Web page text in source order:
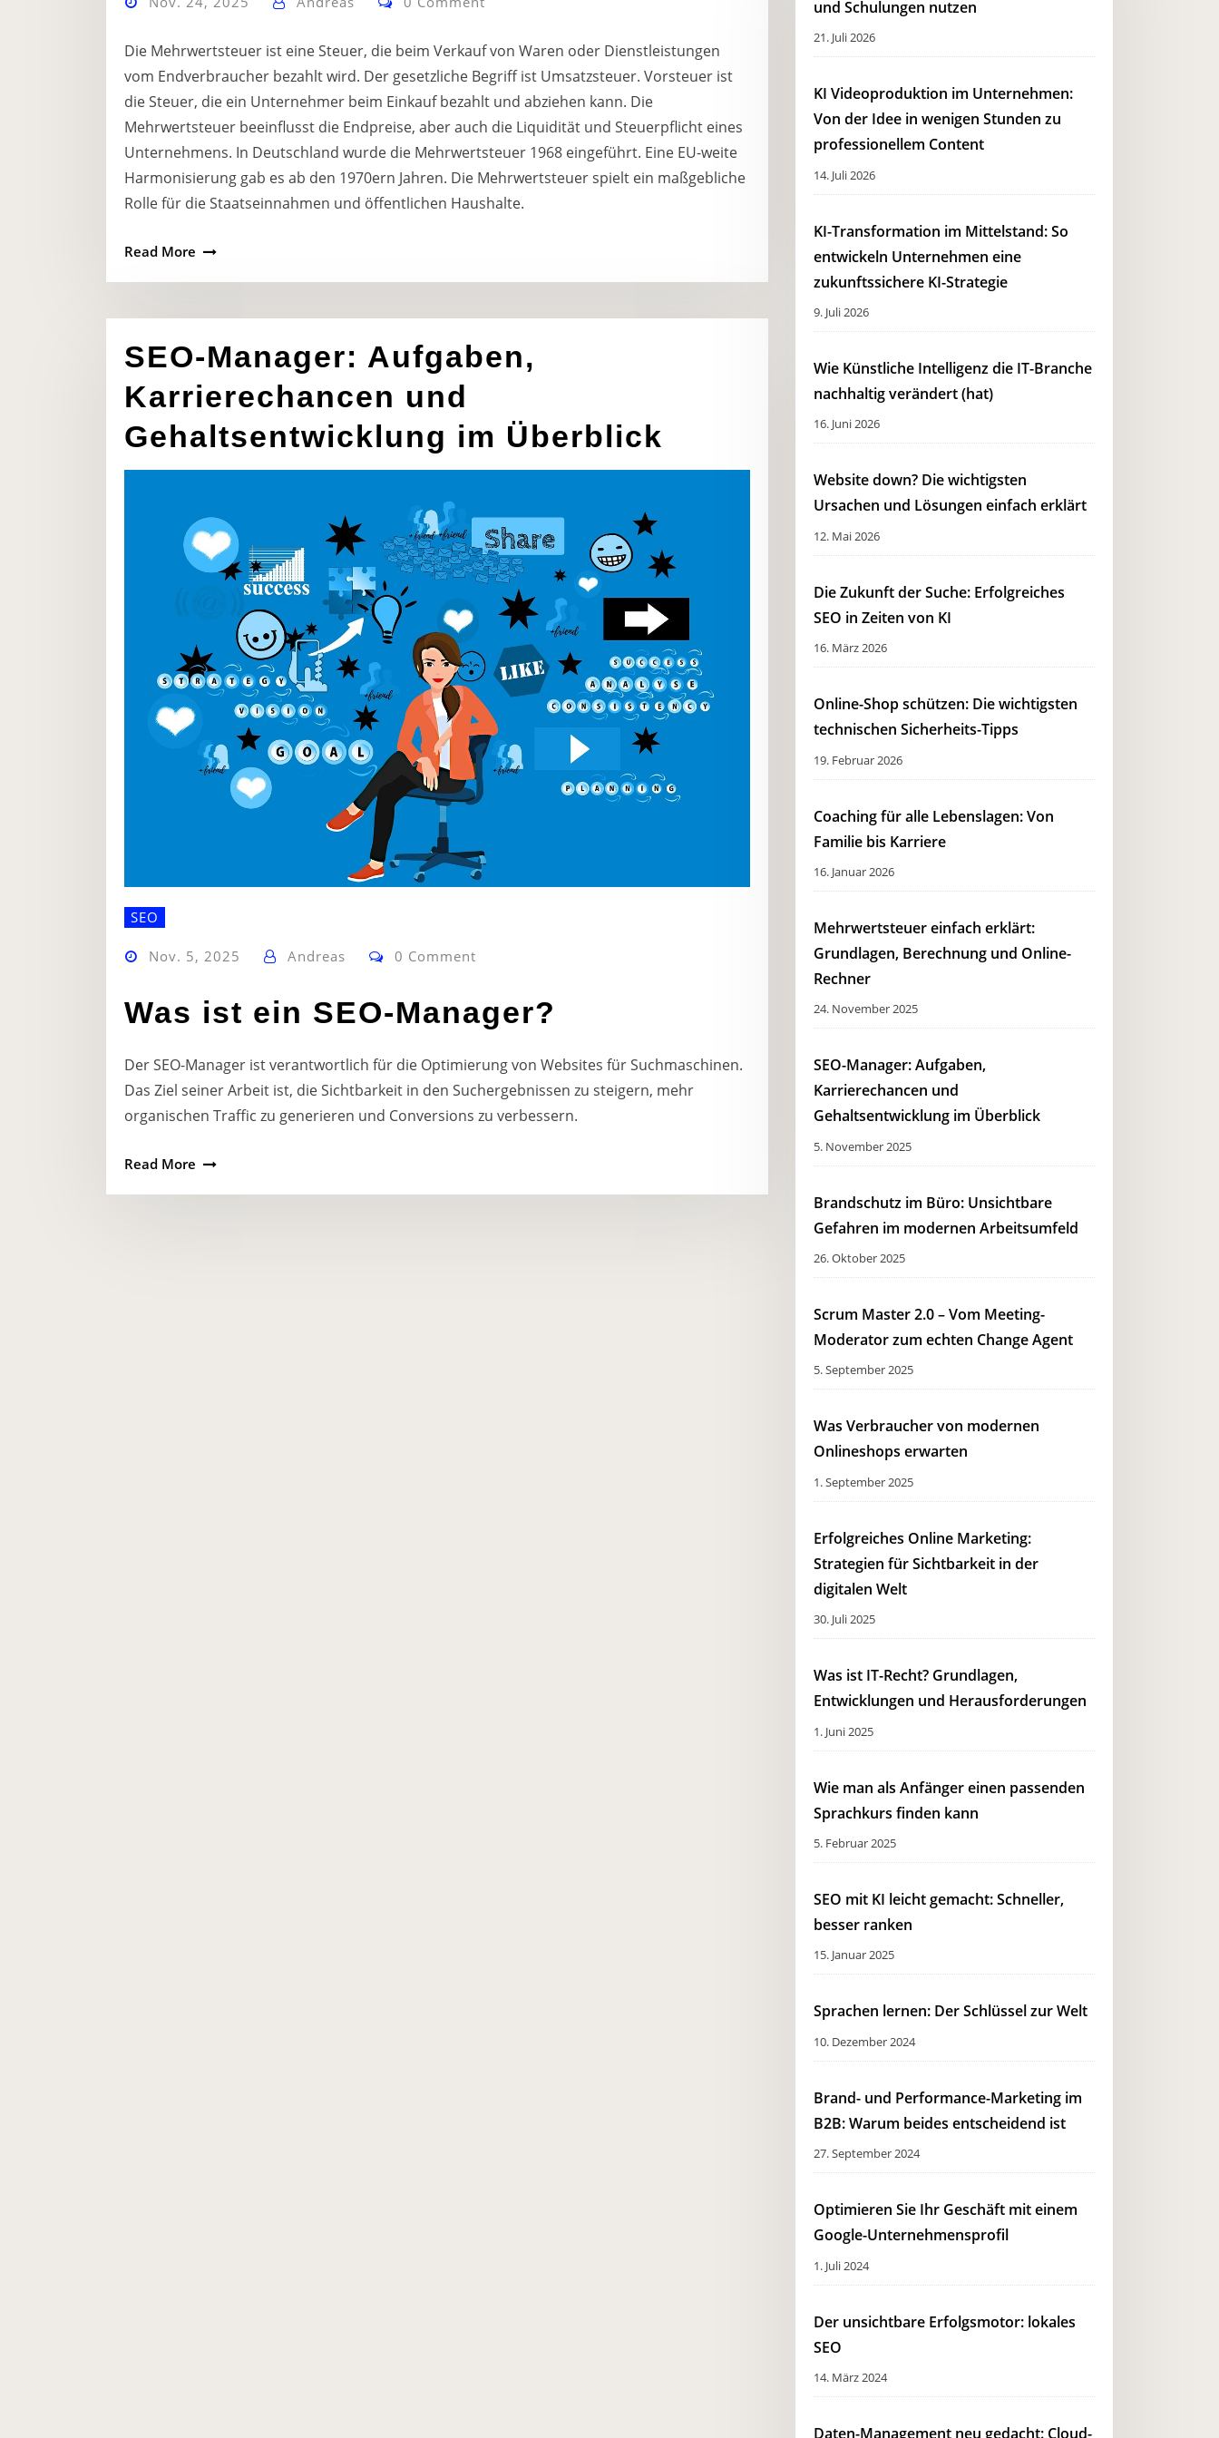
Die Mehrwertsteuer ist eine Steuer, die beim Verkauf von Waren oder Dienstleistungen
vom Endverbraucher bezahlt wird. Der gesetzliche Begriff ist Umsatzsteuer. Vorsteuer ist
die Steuer, die ein Unternehmer beim Einkauf bezahlt und abziehen kann. Die
Mehrwertsteuer beeinflusst die Endpreise, aber auch die Liquidität und Steuerpflicht eines
Unternehmens. In Deutschland wurde die Mehrwertsteuer 1968 eingeführt. Eine EU-weite
Harmonisierung gab es ab den 1970ern Jahren. Die Mehrwertsteuer spielt ein maßgebliche
Rolle für die Staatseinnahmen und öffentlichen Haushalte.
Read More
SEO-Manager: Aufgaben,
Karrierechancen und
Gehaltsentwicklung im Überblick
SEO
Nov. 5, 2025 Andreas 0 Comment
Was ist ein SEO-Manager?
Der SEO-Manager ist verantwortlich für die Optimierung von Websites für Suchmaschinen.
Das Ziel seiner Arbeit ist, die Sichtbarkeit in den Suchergebnissen zu steigern, mehr
organischen Traffic zu generieren und Conversions zu verbessern.
Read More
und Schulungen nutzen
21. Juli 2026
KI Videoproduktion im Unternehmen:
Von der Idee in wenigen Stunden zu
professionellem Content
14. Juli 2026
KI-Transformation im Mittelstand: So
entwickeln Unternehmen eine
zukunftssichere KI-Strategie
9. Juli 2026
Wie Künstliche Intelligenz die IT-Branche
nachhaltig verändert (hat)
16. Juni 2026
Website down? Die wichtigsten
Ursachen und Lösungen einfach erklärt
12. Mai 2026
Die Zukunft der Suche: Erfolgreiches
SEO in Zeiten von KI
16. März 2026
Online-Shop schützen: Die wichtigsten
technischen Sicherheits-Tipps
19. Februar 2026
Coaching für alle Lebenslagen: Von
Familie bis Karriere
16. Januar 2026
Mehrwertsteuer einfach erklärt:
Grundlagen, Berechnung und Online-
Rechner
24. November 2025
SEO-Manager: Aufgaben,
Karrierechancen und
Gehaltsentwicklung im Überblick
5. November 2025
Brandschutz im Büro: Unsichtbare
Gefahren im modernen Arbeitsumfeld
26. Oktober 2025
Scrum Master 2.0 – Vom Meeting-
Moderator zum echten Change Agent
5. September 2025
Was Verbraucher von modernen
Onlineshops erwarten
1. September 2025
Erfolgreiches Online Marketing:
Strategien für Sichtbarkeit in der
digitalen Welt
30. Juli 2025
Was ist IT-Recht? Grundlagen,
Entwicklungen und Herausforderungen
1. Juni 2025
Wie man als Anfänger einen passenden
Sprachkurs finden kann
5. Februar 2025
SEO mit KI leicht gemacht: Schneller,
besser ranken
15. Januar 2025
Sprachen lernen: Der Schlüssel zur Welt
10. Dezember 2024
Brand- und Performance-Marketing im
B2B: Warum beides entscheidend ist
27. September 2024
Optimieren Sie Ihr Geschäft mit einem
Google-Unternehmensprofil
1. Juli 2024
Der unsichtbare Erfolgsmotor: lokales
SEO
14. März 2024
Daten-Management neu gedacht: Cloud-